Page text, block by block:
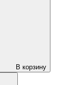
В корзину